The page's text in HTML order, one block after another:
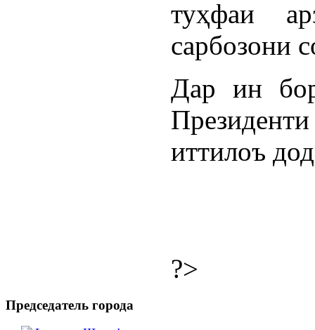
туҳфаи
сарбозони
Дар ин
иттилоъ
?>
Председатель города